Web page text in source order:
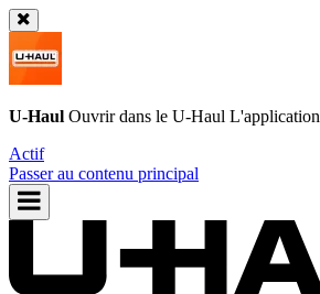
U-Haul Ouvrir dans le U-Haul L'application
Actif
Passer au contenu principal